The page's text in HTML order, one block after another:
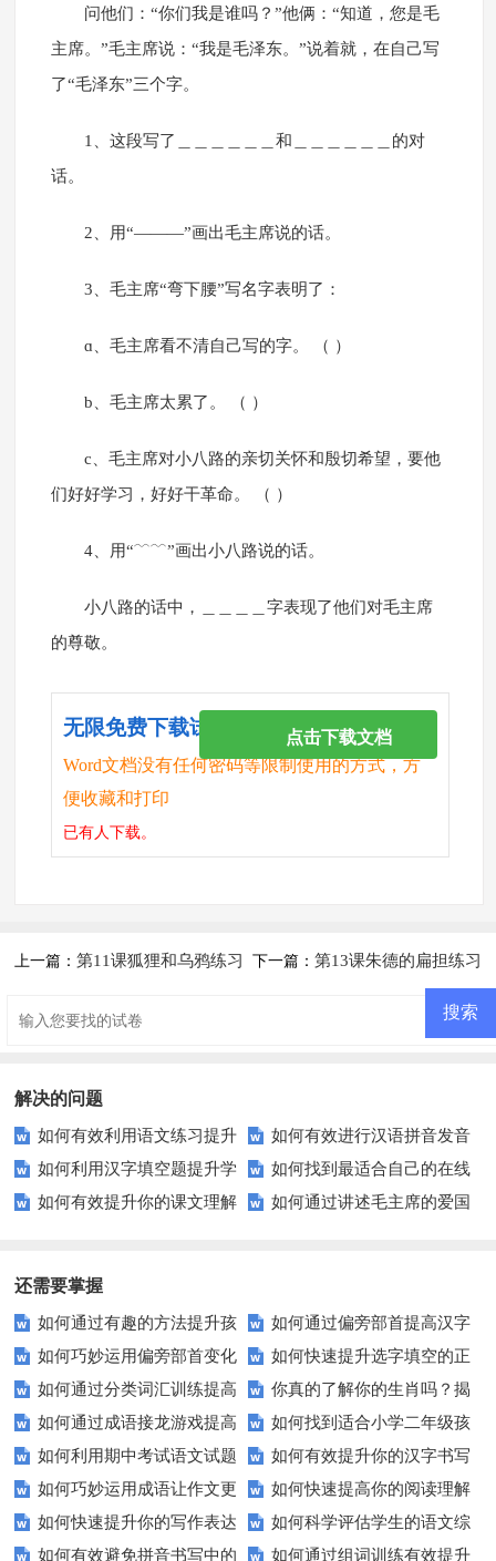
问他们：“你们我是谁吗？”他俩：“知道，您是毛
主席。”毛主席说：“我是毛泽东。”说着就，在自己写
了“毛泽东”三个字。
1、这段写了＿＿＿＿＿＿和＿＿＿＿＿＿的对
话。
2、用“———”画出毛主席说的话。
3、毛主席“弯下腰”写名字表明了：
ɑ、毛主席看不清自己写的字。 （ ）
b、毛主席太累了。 （ ）
c、毛主席对小八路的亲切关怀和殷切希望，要他
们好好学习，好好干革命。 （ ）
4、用“﹋﹋”画出小八路说的话。
小八路的话中，＿＿＿＿字表现了他们对毛主席
的尊敬。
无限免费下载试卷
Word文档没有任何密码等限制使用的方式，方
便收藏和打印
已有人下载。
点击下载文档
上一篇：第11课狐狸和乌鸦练习 下一篇： 第13课朱德的扁担练习
解决的问题
如何有效利用语文练习提升
二年级孩子的阅读与写作能力？
如何有效进行汉语拼音发音
练习？这里有你需要知道的一切
如何利用汉字填空题提升学
生的汉字掌握能力？
如何找到最适合自己的在线
教育平台？——探索高效学习之
如何有效提升你的课文理解
如何通过讲述毛主席的爱国
还需要掌握
如何通过有趣的方法提升孩
子的组词能力？
如何通过偏旁部首提高汉字
学习效率？
如何巧妙运用偏旁部首变化
来提高汉字学习效率？
如何快速提升选字填空的正
确率？这里有秘诀！
如何通过分类词汇训练提高
语言学习效果？
你真的了解你的生肖吗？揭
秘生肖背后的秘密
如何通过成语接龙游戏提高
孩子的语言能力？
如何找到适合小学二年级孩
子的优质语文试卷？
如何利用期中考试语文试题
提高成绩？
如何有效提升你的汉字书写
与拼音发音水平？
如何巧妙运用成语让作文更
生动？——实例解析与技巧分享
如何快速提高你的阅读理解
水平？这些小技巧要知道！
如何快速提升你的写作表达
能力？这5个技巧让你的文章更
如何科学评估学生的语文综
合能力？
如何有效避免拼音书写中的
如何通过组词训练有效提升